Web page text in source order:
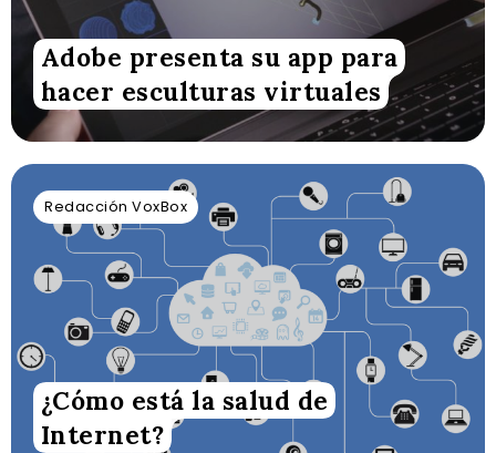
Adobe presenta su app para
hacer esculturas virtuales
Redacción VoxBox
¿Cómo está la salud de
Internet?